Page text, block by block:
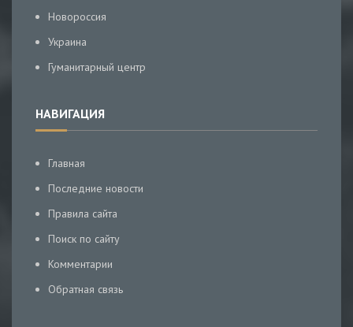
Новороссия
Украина
Гуманитарный центр
НАВИГАЦИЯ
Главная
Последние новости
Правила сайта
Поиск по сайту
Комментарии
Обратная связь